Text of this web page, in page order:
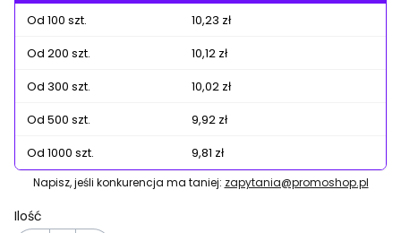
Od 100 szt.
10,23 zł
Od 200 szt.
10,12 zł
Od 300 szt.
10,02 zł
Od 500 szt.
9,92 zł
Od 1000 szt.
9,81 zł
Napisz, jeśli konkurencja ma taniej: zapytania@promoshop.pl
Ilość